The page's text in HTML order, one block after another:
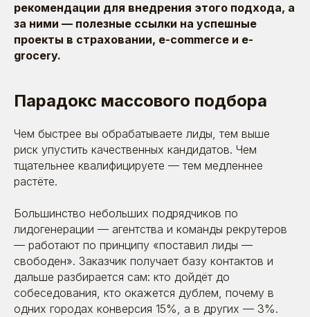
рекомендации для внедрения этого подхода, а
за ними — полезные ссылки на успешные
проекты в страховании, e-commerce и e-
grocery.
Парадокс массового подбора
Чем быстрее вы обрабатываете лиды, тем выше
риск упустить качественных кандидатов. Чем
тщательнее квалифицируете — тем медленнее
растёте.
Большинство небольших подрядчиков по
лидогенерации — агентства и команды рекрутеров
— работают по принципу «поставил лиды —
свободен». Заказчик получает базу контактов и
дальше разбирается сам: кто дойдёт до
собеседования, кто окажется дублем, почему в
одних городах конверсия 15%, а в других — 3%.